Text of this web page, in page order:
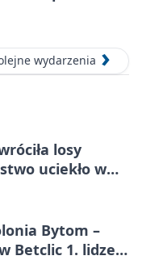
wydarzenia
losy
uciekło w
Bytom –
Betclic 1. lidze.